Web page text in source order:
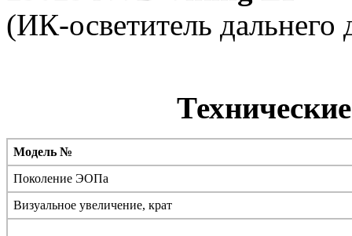
(ИК-осветитель дальнего
Модель №
Поколение ЭОПа
Визуальное увеличение, крат